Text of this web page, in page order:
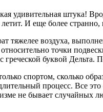
удивительная штука!
И еще более
тяжелее воздуха,
точки
греческой буквой
спортом, сколько
длительный процесс. Все
не бывает случайных